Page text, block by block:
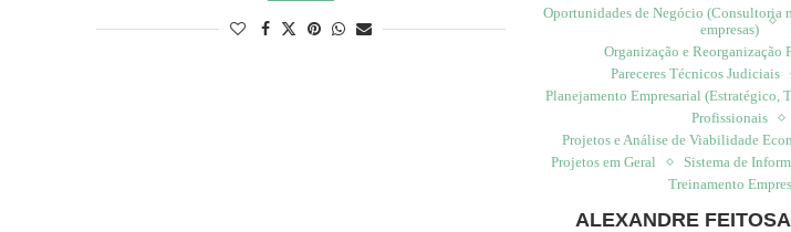
Oportunidades de Negócio (Consultoria
empresas)
Organização e Reorganização
Pareceres Técnicos Judiciais
Planejamento Empresarial (Estratégico,
Profissionais
Projetos e Análise de Viabilidade
Projetos em Geral
Sistema de
Treinamento
ALEXANDRE